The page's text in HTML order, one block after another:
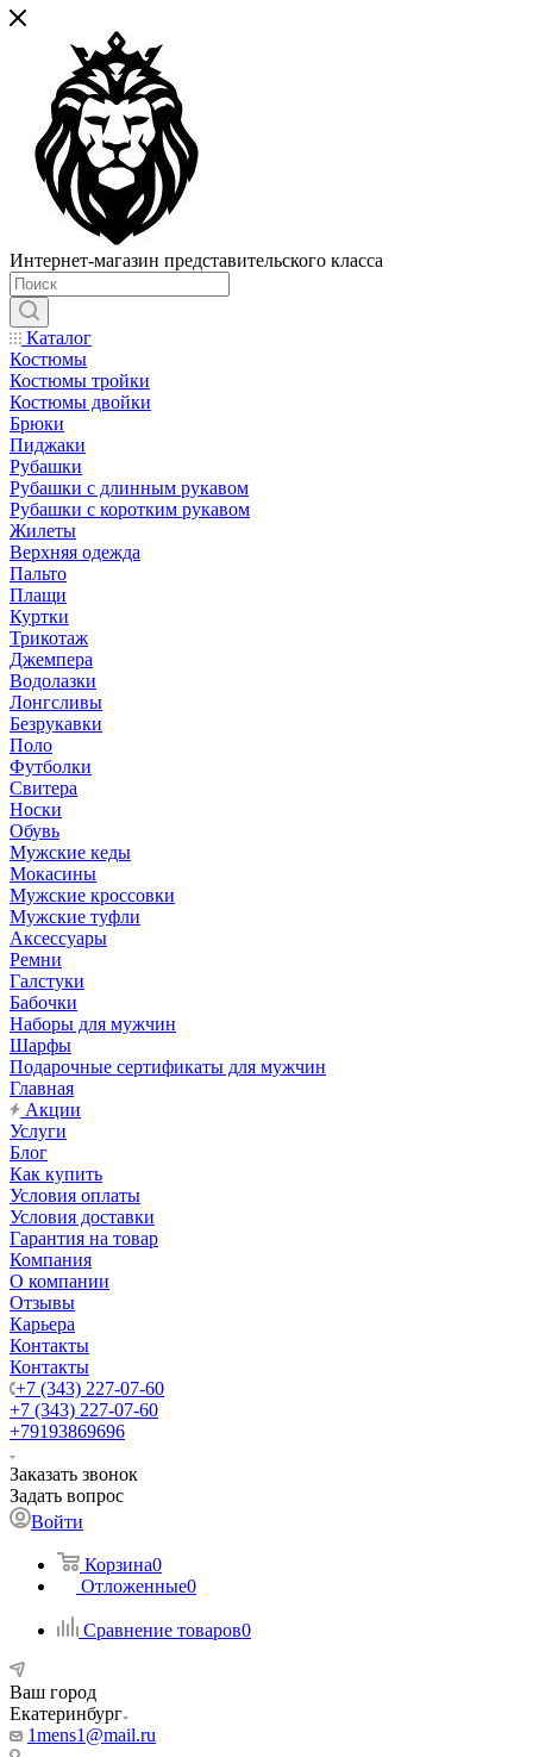
Интернет-магазин представительского класса
Каталог
Костюмы
Костюмы тройки
Костюмы двойки
Брюки
Пиджаки
Рубашки
Рубашки с длинным рукавом
Рубашки с коротким рукавом
Жилеты
Верхняя одежда
Пальто
Плащи
Куртки
Трикотаж
Джемпера
Водолазки
Лонгсливы
Безрукавки
Поло
Футболки
Свитера
Носки
Обувь
Мужские кеды
Мокасины
Мужские кроссовки
Мужские туфли
Аксессуары
Ремни
Галстуки
Бабочки
Наборы для мужчин
Шарфы
Подарочные сертификаты для мужчин
Главная
Акции
Услуги
Блог
Как купить
Условия оплаты
Условия доставки
Гарантия на товар
Компания
О компании
Отзывы
Карьера
Контакты
Контакты
+7 (343) 227-07-60
+7 (343) 227-07-60
+79193869696
Заказать звонок
Задать вопрос
Войти
Корзина0
Отложенные0
Сравнение товаров0
Ваш город
Екатеринбург
1mens1@mail.ru